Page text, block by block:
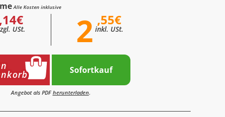
Alle Kosten inklusive
,14€
USt. 2 ,55€
inkl. USt.
Sofortkauf
Angebot als PDF herunterladen.